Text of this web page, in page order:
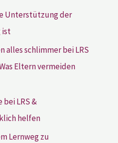
Unterstützung der
ist
alles schlimmer bei LRS
Eltern vermeiden
LRS &
helfen
Lernweg zu